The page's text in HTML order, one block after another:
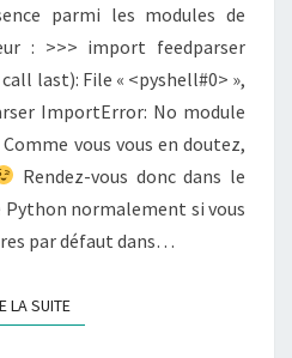
parmi les modules de
: >>> import feedparser
last): File « <pyshell#0> »,
ImportError: No module
Comme vous vous en doutez,
Rendez-vous donc dans le
normalement si vous
par défaut dans…
LA SUITELIRE LA SUITE